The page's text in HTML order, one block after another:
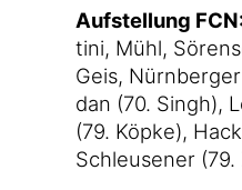
Auf­stel­lung
ti­ni, Mühl,
Geis,
dan (70. Singh),
(79. Köp­ke),
Schleu­se­ner (79.